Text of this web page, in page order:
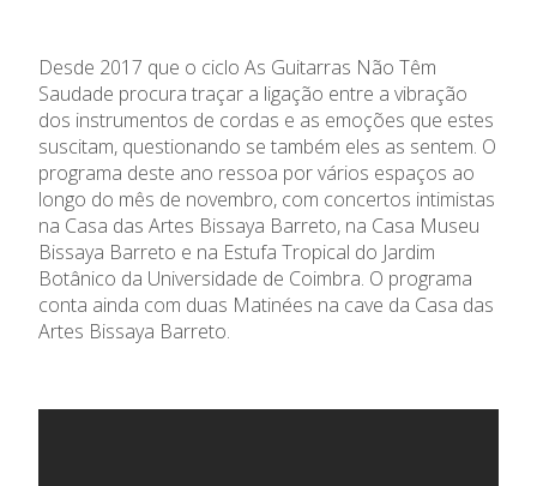
Desde 2017 que o ciclo As Guitarras Não Têm
Saudade procura traçar a ligação entre a vibração
dos instrumentos de cordas e as emoções que estes
suscitam, questionando se também eles as sentem. O
programa deste ano ressoa por vários espaços ao
longo do mês de novembro, com concertos intimistas
na Casa das Artes Bissaya Barreto, na Casa Museu
Bissaya Barreto e na Estufa Tropical do Jardim
Botânico da Universidade de Coimbra. O programa
conta ainda com duas Matinées na cave da Casa das
Artes Bissaya Barreto.